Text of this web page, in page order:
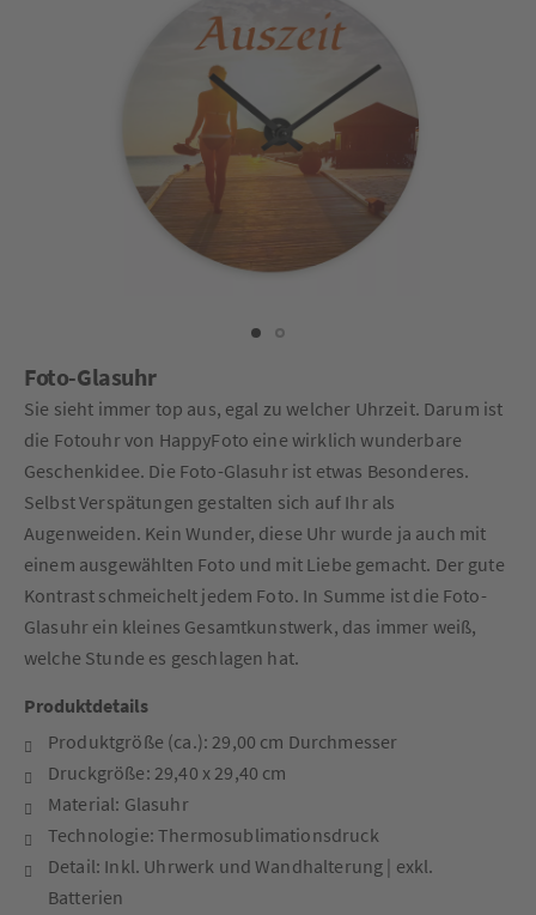
Foto-Glasuhr
Sie sieht immer top aus, egal zu welcher Uhrzeit. Darum ist
die Fotouhr von HappyFoto eine wirklich wunderbare
Geschenkidee. Die Foto-Glasuhr ist etwas Besonderes.
Selbst Verspätungen gestalten sich auf Ihr als
Augenweiden. Kein Wunder, diese Uhr wurde ja auch mit
einem ausgewählten Foto und mit Liebe gemacht. Der gute
Kontrast schmeichelt jedem Foto. In Summe ist die Foto-
Glasuhr ein kleines Gesamtkunstwerk, das immer weiß,
welche Stunde es geschlagen hat.
Produktdetails
Produktgröße (ca.): 29,00 cm Durchmesser
Druckgröße: 29,40 x 29,40 cm
Material: Glasuhr
Technologie: Thermosublimationsdruck
Detail: Inkl. Uhrwerk und Wandhalterung | exkl.
Batterien